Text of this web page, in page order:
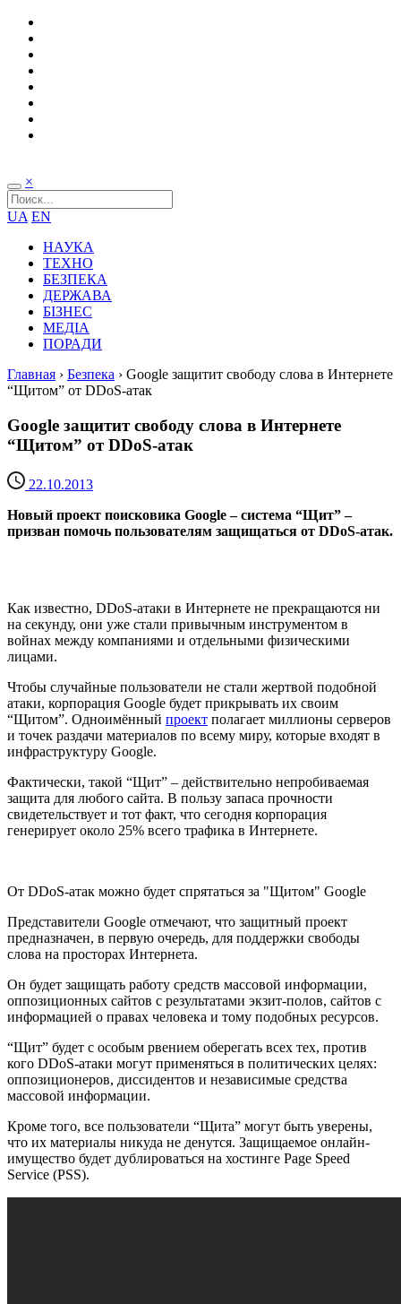
×
UA EN
НАУКА
ТЕХНО
БЕЗПЕКА
ДЕРЖАВА
БІЗНЕС
МЕДІА
ПОРАДИ
Главная › Безпека › Google защитит свободу слова в Интернете
“Щитом” от DDoS-атак
Google защитит свободу слова в Интернете
“Щитом” от DDoS-атак
22.10.2013
Новый проект поисковика Google – система “Щит” –
призван помочь пользователям защищаться от DDoS-атак.
Как известно, DDoS-атаки в Интернете не прекращаются ни
на секунду, они уже стали привычным инструментом в
войнах между компаниями и отдельными физическими
лицами.
Чтобы случайные пользователи не стали жертвой подобной
атаки, корпорация Google будет прикрывать их своим
“Щитом”. Одноимённый проект полагает миллионы серверов
и точек раздачи материалов по всему миру, которые входят в
инфраструктуру Google.
Фактически, такой “Щит” – действительно непробиваемая
защита для любого сайта. В пользу запаса прочности
свидетельствует и тот факт, что сегодня корпорация
генерирует около 25% всего трафика в Интернете.
От DDoS-атак можно будет спрятаться за "Щитом" Google
Представители Google отмечают, что защитный проект
предназначен, в первую очередь, для поддержки свободы
слова на просторах Интернета.
Он будет защищать работу средств массовой информации,
оппозиционных сайтов с результатами экзит-полов, сайтов с
информацией о правах человека и тому подобных ресурсов.
“Щит” будет с особым рвением оберегать всех тех, против
кого DDoS-атаки могут применяться в политических целях:
оппозиционеров, диссидентов и независимые средства
массовой информации.
Кроме того, все пользователи “Щита” могут быть уверены,
что их материалы никуда не денутся. Защищаемое онлайн-
имущество будет дублироваться на хостинге Page Speed
Service (PSS).